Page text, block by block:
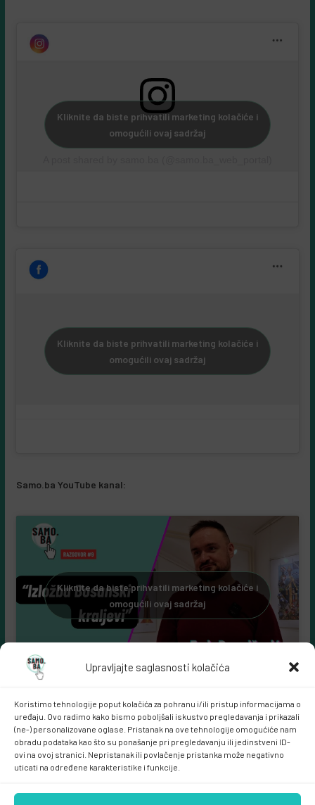
Upravljajte saglasnosti kolačića
Koristimo tehnologije poput kolačića za pohranu i/ili pristup informacijama o
uređaju. Ovo radimo kako bismo poboljšali iskustvo pregledavanja i prikazali
(ne-) personalizovane oglase. Pristanak na ove tehnologije omogućiće nam
obradu podataka kao što su ponašanje pri pregledavanju ili jedinstveni ID-
ovi na ovoj stranici. Nepristanak ili povlačenje pristanka može negativno
uticati na određene karakteristike i funkcije.
Samo društvene mreže:
Samo.ba YouTube kanal:
Kliknite da biste prihvatili marketing kolačiće i
Samo.ba MARKETING